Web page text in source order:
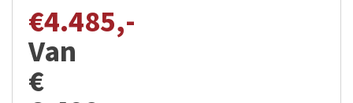
€4.485,-
Van
€